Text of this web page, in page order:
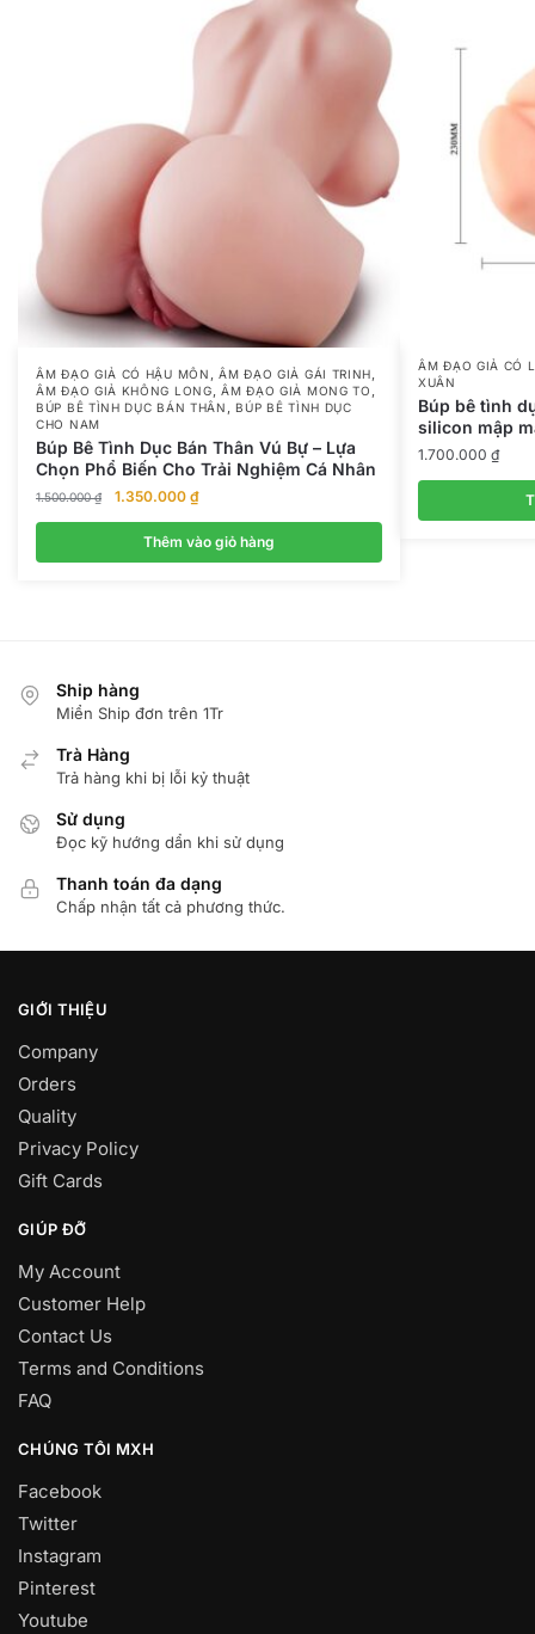
ÂM ĐẠO GIẢ CÓ HẬU MÔN ,ÂM ĐẠO GIẢ GÁI TRINH,
ÂM ĐẠO GIẢ KHÔNG LONG,ÂM ĐẠO GIẢ MONG TO ,
BÚP BÊ TÌNH DỤC BÁN THÂN ,BÚP BÊ TÌNH DỤC
CHO NAM
Búp Bê Tình Dục Bán Thân Vú Bự – Lựa
Chọn Phổ Biến Cho Trải Nghiệm Cá Nhân
1.500.000₫
Giá
gốc
1.500.000 ₫.
1.350.000 ₫Giá
hiện
tại
là:
Thêm vào giỏ hàng
ÂM ĐẠO GIẢ CÓ
XUÂN
Búp bê tình
silicon mập
1.700.000 ₫
Ship hàng
Miển Ship đơn trên 1Tr
Trà Hàng
Trả hàng khi bị lỗi kỷ thuật
Sử dụng
Đọc kỹ hướng dẩn khi sử dụng
Thanh toán đa dạng
Chấp nhận tất cả phương thức.
GIỚI THIỆU
Company
Orders
Quality
Privacy Policy
Gift Cards
GIÚP ĐỠ
My Account
Customer Help
Contact Us
Terms and Conditions
FAQ
CHÚNG TÔI MXH
Facebook
Twitter
Instagram
Pinterest
Youtube